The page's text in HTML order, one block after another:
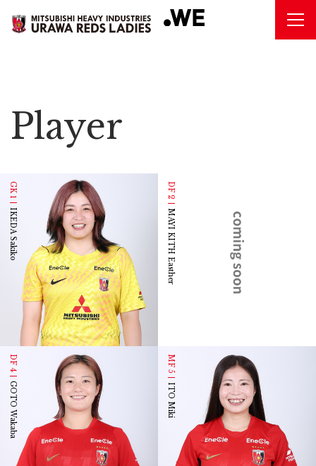
Player
GK 1
IKEDA Sakiko
DF 2
MAYI KITH Easther
DF 4
GOTO Wakaba
MF 5
ITO Miki